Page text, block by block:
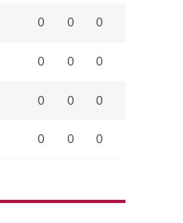
0 0 0
0 0 0
0 0 0
0 0 0